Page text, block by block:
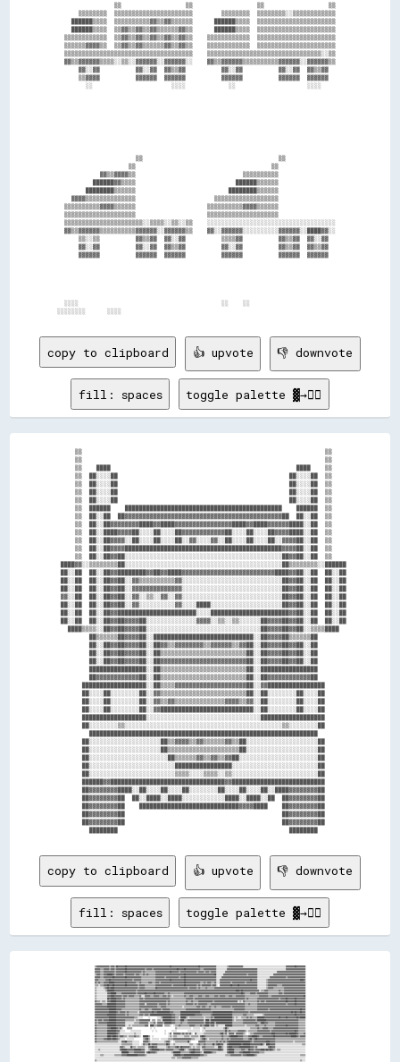
                ▒▒                  ▒▒                  ▒▒                  ▒▒
      ▒▒▒▒▒▒▒▒  ▒▒▒▒▒▒▒▒▒▒▒▒▒▒▒▒▒▒▒▒▒▒        ▒▒▒▒▒▒▒▒  ▒▒▒▒▒▒▒▒░░▒▒▒▒▒▒▒▒▒▒▒▒
    ██████▒▒▒▒  ▒▒▒▒▒▒▒▒▒▒▓▓▒▒▓▓▒▒▒▒▒▒      ██████▒▒▒▒  ▒▒▒▒▒▒▒▒▒▒▒▒▒▒▒▒▒▒▒▒▒▒
    ██████▒▒▒▒  ▒▒▓▓▒▒▓▓▒▒▓▓▒▒▒▒▒▒▓▓▒▒      ██████▒▒▒▒  ▒▒▒▒▒▒▒▒▒▒▒▒▒▒▒▒▒▒▒▒▒▒
  ▒▒▒▒▒▒▒▒▒▒▒▒  ▒▒▓▓▒▒▓▓▒▒▓▓▒▒▓▓▒▒▓▓▒▒    ▒▒▒▒▒▒▒▒▒▒▒▒  ▒▒▒▒▒▒▒▒▒▒▒▒▒▒▒▒▒▒▒▒▒▒
  ▒▒▒▒▒▒▓▓▓▓▒▒  ▒▒▓▓▒▒▓▓▒▒▒▒▒▒▓▓▒▒▓▓▒▒    ▒▒▒▒▒▒▒▒▒▒▒▒  ▒▒▒▒▒▒▒▒▒▒▒▒▒▒▒▒▒▒▒▒▒▒
  ▒▒▒▒▒▒▒▒▒▒▒▒▒▒▒▒▒▒▒▒▒▒▒▒▒▒▒▒▒▒▒▒▒▒▒▒    ▒▒▒▒▒▒▒▒▒▒▒▒▒▒▒▒▒▒▒▒▒▒▒▒▒▒▒▒▒▒▒▒░░▒▒
  ▓▓▒▒▓▓▓▓▓▓▒▒▒▒░░▒▒░░▓▓▓▓▓▓░░▓▓▓▓▓▓░░    ▓▓▒▒▓▓▓▓▓▓▒▒▒▒▒▒▒▒▒▒▓▓▓▓▓▓░░▓▓▓▓▓▓▒▒
      ▓▓░░▓▓          ▓▓░░▓▓  ▓▓▒▒▓▓          ▓▓░░▓▓          ▓▓░░▓▓  ▓▓▒▒▓▓
      ▒▒▓▓▓▓          ▓▓▓▓▓▓  ▓▓▓▓▓▓          ▓▓▓▓▓▓          ▓▓▓▓▓▓  ▓▓▓▓▓▓
        ░░                      ░░░░            ░░                    ░░░░
                      ▒▒                                      ▒▒
                    ▒▒                                      ▒▒
            ▓▓▒▒▓▓▓▓▒▒                              ▒▒▒▒▒▒▒▒▒▒
          ██████▓▓▒▒▒▒                            ██████▒▒▒▒▒▒
        ████████▒▒▒▒▒▒                          ████████▒▒▒▒▒▒
    ▓▓▓▓▒▒▒▒▒▒▒▒▒▒▒▒▒▒                      ▒▒▒▒▒▒▒▒▒▒▒▒▒▒▒▒▒▒
  ▒▒▒▒▒▒▒▒▒▒▓▓▓▓▒▒▒▒▒▒                    ▒▒▒▒▒▒▒▒▒▒▓▓▓▓▒▒▒▒▒▒
  ▒▒▒▒▒▒▒▒▒▒▒▒▒▒▒▒▒▒▒▒                    ▒▒▒▒▒▒▒▒▒▒▒▒▒▒▒▒▒▒▒▒
  ▒▒▒▒▒▒▒▒▒▒▒▒▒▒▒▒▒▒▒▒▒▒░░▒▒▒▒░░▒▒░░▒▒    ░░░░░░░░░░░░░░░░░░░░░░░░░░░░░░░░░░░░
  ▓▓▒▒▓▓▓▓▓▓▒▒▒▒▒▒▒▒▒▒▓▓▓▓▓▓░░▓▓▓▓▓▓▒▒    ▓▓░░▓▓▓▓▓▓░░░░░░░░░░▓▓▓▓▓▓░░████▓▓░░
      ▒▒░░▒▒          ▓▓▒▒▓▓  ▓▓░░▓▓          ▒▒▒▒▓▓          ▓▓▒▒▓▓  ▓▓░░▓▓
      ▓▓░░▓▓          ▓▓░░▓▓  ▓▓▒▒▓▓          ▓▓░░▓▓          ▓▓▒▒▓▓  ▓▓▒▒▓▓
      ▓▓▓▓▓▓          ▓▓▓▓▓▓  ▓▓▓▓▓▓          ▓▓▓▓▓▓          ▓▓▓▓▓▓  ▓▓▓▓▓▓
  ░░░░                                        ░░    ░░
copy to clipboard 👍 upvote 👎 downvote
fill: spaces toggle palette ▓→✊🏽
      ▒▒                                                                    ▒▒
      ▒▒                                                                    ▒▒
      ▒▒    ████                                                    ████    ▒▒
      ▒▒  ██░░░░██                                                ██░░░░██  ▒▒
      ▒▒  ██░░░░██                                                ██░░░░██  ▒▒
      ▒▒  ██░░░░██                                                ██░░░░██  ▒▒
      ▒▒  ██░░░░██                                                ██░░░░██  ▒▒
      ▒▒  ██████    ████████████████████████████████████████████    ██████  ▒▒
      ▒▒  ██░░██  ██▓▓▓▓▓▓▓▓▓▓▓▓▓▓▓▓▓▓▓▓▓▓▓▓▓▓▓▓▓▓▓▓▓▓▓▓▓▓▓▓▓▓▓▓██  ██░░██  ▒▒
      ▒▒  ██░░██▓▓▓▓▓▓▓▓████▓▓████▓▓▓▓▓▓▓▓▓▓▓▓▓▓▓▓████▓▓████▓▓▓▓▓▓████░░██  ▒▒
      ▒▒  ██░░████▓▓▓▓██░░░░██░░░░██▓▓▓▓▓▓▓▓▓▓▓▓██░░░░██░░░░██▓▓▓▓████░░██  ▒▒
      ▒▒  ██░░██▓▓▓▓░░██░░░░██░░░░██░░▓▓░░░░▓▓░░██░░░░██░░░░██░░▓▓▓▓██░░██  ▒▒
      ▒▒  ██░░██▓▓▓▓████████████████████████████████████████████▓▓▓▓██░░██  ▒▒
      ▒▒  ██░░██▓▓██░░░░░░░░░░░░░░░░░░░░░░░░░░░░░░░░░░░░░░░░░░░░██▓▓██░░██  ▒▒
  ████▓▓░░▒▒▒▒▒▒▒▒██░░░░░░░░░░░░░░░░░░░░░░░░░░░░░░░░░░░░░░░░░░░░██▒▒▒▒▒▒▒▒░░██████
  ██░░██  ██░░██▓▓████████▓▓██▓▓████▓▓▓▓▓▓▓▓▓▓▓▓▓▓▓▓▓▓▓▓▓▓▓▓▓▓████▓▓██░░██  ██░░██
  ██░░██  ██░░██▓▓██░░▓▓▒▒▒▒▒▒▒▒▒▒▓▓░░░░░░░░░░░░░░░░░░░░░░░░░░░░██▓▓██░░██  ██░░██
  ██░░██  ██░░██▓▓██░░▓▓▓▓▓▓▓▓▓▓▓▓▓▓░░░░░░░░░░░░░░░░░░░░░░░░░░░░██▓▓██░░██  ██░░██
  ▓▓░░██  ██░░██▓▓██░░▓▓░░▒▒░░▓▓░░▓▓░░░░░░░░░░░░░░░░░░░░░░░░░░░░██▓▓██░░██  ██░░██
  ██░░██  ██░░██▓▓██░░▓▓░░░░░░░░░░▓▓░░░░████░░░░░░░░░░░░░░░░░░░░██▓▓██░░██  ██░░██
  ██░░██  ██░░██▓▓██████████████████████░░░░██████████████████████▓▓██░░██  ██░░██
  ██░░██  ██░░██▓▓██▓▓▓▓██░░░░░░░░░░░░░░▓▓▓▓░░▒▒░░▒▒░░░░░░██▓▓▓▓██▓▓██░░██  ██░░██
    ████▒▒▒▒░░██▓▓██▓▓▓▓██░░░░░░░░░░░░░░░░░░░░░░░░░░░░░░░░██▓▓▓▓██▓▓██░░▒▒▒▒████
          ██▒▒▒▒▒▒██▓▓▓▓██░░████████████████████████████░░██▓▓▓▓██▒▒▒▒▒▒██
          ██░░██▓▓██▓▓▓▓██░░██▓▓▒▒▓▓▓▓▓▓▓▓▒▒▓▓▓▓▓▓▒▒▓▓██░░██▓▓▓▓██▓▓██░░██
          ██░░██▓▓██▓▓▓▓██░░██▒▒▒▒▒▒▒▒▒▒▒▒▒▒▒▒▒▒▒▒▒▒▒▒██░░██▓▓▓▓██▓▓██░░██
          ██░░██▓▓██▓▓▓▓██░░██▓▓▓▓▓▓▓▓▓▓▓▓▓▓▓▓▓▓▓▓▓▓▓▓██░░██▓▓▓▓██▓▓██░░██
          ████████████████░░██▒▒▒▒▒▒▒▒▒▒▒▒▒▒▒▒▒▒▒▒▒▒▒▒██░░████████████████
          ██▓▓▓▓▓▓▓▓▓▓▓▓██░░██▒▒▒▒▒▒▒▒▒▒▒▒▒▒▒▒▒▒▒▒▒▒▒▒██░░██▓▓▓▓▓▓▓▓▓▓▓▓██
        ██████████████████░░██▒▒▒▒▓▓▓▓▓▓▓▓▓▓▓▓▓▓▓▓▓▓▓▓██░░▓▓████████████████
        ██░░░░██░░░░░░░░██░░▓▓▒▒▒▒▒▒▒▒▒▒▒▒▒▒▒▒▒▒▒▒▒▒▒▒██░░██░░░░░░░░██░░░░██
        ██░░░░██░░░░░░░░██░░▓▓▒▒▓▓▒▒▒▒▒▒▒▒▒▒▒▒▒▒▓▓▓▓▒▒▓▓░░██░░░░░░░░██░░░░██
        ██░░░░██░░░░░░░░██░░▓▓██████████████████████████░░██░░░░░░░░██░░░░██
        ██████████████████░░░░░░░░░░░░░░░░░░░░░░░░░░░░░░░░██████████████████
        ██░░░░░░░░▒▒░░░░░░░░░░░░░░░░░░░░░░░░░░░░░░░░░░░░░░░░░░░░▒▒░░░░░░░░██
          ████████████████████████████████████████████████████████████████
        ██░░░░░░░░░░░░░░░░░░░░██▒▒▓▓▓▓▒▒▓▓▒▒▒▒▒▒▓▓▒▒██░░░░░░░░░░░░░░░░░░░░██
        ██░░░░░░░░░░░░░░░░░░░░██▒▒▒▒▒▒▒▒▒▒▒▒▒▒▒▒▒▒▒▒██░░░░░░░░░░░░░░░░░░░░██
        ██░░░░░░░░░░░░░░░░░░░░░░██▒▒▒▒▒▒▓▓▒▒▓▓▒▒▓▓██░░░░░░░░░░░░░░░░░░░░░░██
        ██░░░░░░░░░░░░░░░░░░░░░░░░████████████████░░░░░░░░░░░░░░░░░░░░░░░░██
        ██░░░░░░░░░░░░░░░░░░░░░░░░▒▒▒▒░░░░▒▒▒▒░░▒▒░░░░░░░░░░░░░░░░░░░░░░░░██
        ██████▓▓████████████████████████████████▓▓██████████████████████████
        ██▓▓▓▓▓▓▓▓████░░██░░░░██░░░░██░░░░░░░░██░░░░██░░░░██░░████▓▓▓▓▓▓▓▓██
        ██▓▓▓▓▓▓▓▓██  ██░░████░░████░░░░░░░░░░░░████░░████░░██  ██▓▓▓▓▓▓▓▓██
        ██▓▓▓▓▓▓▓▓██    ████████████████████████████▓▓▓▓████    ██▓▓▓▓▓▓▓▓██
        ██▓▓▓▓▓▓▓▓██                                            ██▓▓▓▓▓▓▓▓██
        ██▓▓▓▓▓▓▓▓██                                            ██▓▓▓▓▓▓▓▓██
copy to clipboard 👍 upvote 👎 downvote
fill: spaces toggle palette ▓→✊🏽
▒▒▓▓▓▓▓▓▓▓▓▓▓▓▓▓▒▒▓▓▓▓▒▒██▓▓▓▓▓▓▓▓██▓▓▓▓▓▓▓▓▓▓▓▓▓▓▓▓▓▓▓▓▓▓▓▓▓▓▓▓▓▓▓▓▓▓▓▓▓▓▓▓▓▓▓▓▓▓▓▓██▓▓▓▓▓▓▓▓▓▓▓▓▓▓▓▓▓▓▓▓▓▓▓▓▓▓▓▓▓▓██▓▓▓▓▓▓▓▓▓▓▓▓▓▓▓▓▓▓░░░░░░░░░░░░▒▒▓▓▓▓▓▓▓▓▓▓▓▓▓▓▓▓░░░░░░░░░░░░░░░░░░░░░░░░░░░░░░░░░░░░░░░░░░░░░░░░▓▓▓▓▓▓▓▓▓▓██▓▓▓▓▓▓▓▓▓▓
▓▓▓▓▓▓▒▒▒▒▓▓▓▓▓▓▒▒▓▓▓▓▒▒▓▓▓▓▓▓▓▓▓▓██▓▓▓▓▓▓▓▓▓▓▓▓▓▓▓▓▓▓▓▓▒▒▓▓▓▓▓▓▒▒▓▓▓▓▓▓▓▓▓▓▓▓▓▓▓▓▓▓▓▓▓▓▓▓▓▓██▓▓▓▓▓▓██▓▓▓▓▓▓▓▓▓▓▓▓▓▓▓▓▒▒▒▒▓▓▓▓▓▓▓▓▓▓▓▓▓▓░░░░░░░░░░░░▓▓▓▓▓▓▓▓▓▓▓▓▓▓▓▓▓▓▓▓▓▓▓▓▓▓▓▓▓▓▓▓▓▓░░░░░░░░░░░░░░░░░░░░░░░░░░░░░░░░▓▓▓▓▓▓▓▓▓▓▓▓▓▓▓▓▓▓▓▓▓▓
▓▓▓▓▓▓▒▒▒▒▓▓▓▓▓▓▓▓▓▓▓▓▒▒▓▓▓▓▓▓▓▓▓▓██▓▓▓▓▓▓▓▓▓▓▓▓▓▓▓▓▒▒▓▓▒▒▒▒▒▒▒▒▒▒▒▒▓▓▓▓▓▓▓▓▓▓▓▓▓▓▓▓██▓▓▓▓▓▓▓▓▒▒▓▓▓▓▓▓▓▓▓▓▓▓▓▓▓▓▓▓▒▒▓▓▓▓▓▓▒▒▓▓▓▓▒▒▓▓▓▓▓▓░░░░░░░░░░▓▓▓▓▓▓▓▓▓▓▓▓▓▓▓▓▓▓▓▓▓▓▓▓▓▓▓▓▓▓▓▓▓▓▓▓░░░░░░░░░░░░░░░░░░░░░░▓▓▓▓▓▓▓▓▓▓▓▓▓▓▓▓▓▓▓▓▓▓▓▓▓▓▓▓▓▓▓▓
▒▒▓▓▓▓▒▒▒▒▓▓▓▓██████▓▓▒▒▓▓▓▓▓▓▓▓▒▒▓▓▓▓▓▓▓▓▓▓▒▒▓▓▓▓▒▒▒▒▓▓▒▒▓▓▒▒▒▒▒▒▒▒▓▓▓▓▓▓▓▓▓▓▓▓▓▓▓▓▓▓▓▓▓▓▓▓▓▓▓▓▓▓▓▓██▓▓▓▓▓▓▓▓▓▓▓▓▓▓▓▓▓▓▓▓▓▓▓▓▓▓▓▓▓▓▓▓██░░░░░░░░▓▓▓▓▓▓▓▓▓▓▓▓▓▓▓▓▓▓▓▓▓▓▓▓▓▓▒▒▓▓▓▓▓▓▓▓▓▓░░░░░░░░░░░░░░░░░░▓▓▓▓▓▓▓▓▓▓▓▓▓▓▓▓▓▓▓▓▓▓▓▓▓▓▓▓▓▓▓▓▓▓▓▓
▓▓▓▓▓▓▒▒▒▒▓▓▓▓▓▓▓▓▓▓██▓▓▓▓▓▓▓▓▓▓▓▓██▓▓▓▓▓▓▓▓▓▓▓▓▓▓▓▓▒▒▒▒▒▒▒▒▒▒▒▒▒▒▒▒▓▓▓▓▓▓▓▓▓▓▒▒▓▓▓▓▓▓▓▓▓▓▓▓▓▓▒▒▓▓▓▓██▓▓▓▓▓▓▓▓▓▓▓▓▓▓▓▓▓▓▓▓▓▓▓▓▓▓▓▓▓▓▓▓▓▓░░░░░░▓▓▓▓▓▓▓▓▓▓▓▓▓▓▓▓▓▓▓▓▓▓▓▓▓▓▓▓▓▓▓▓▓▓▓▓▓▓▓▓░░░░░░░░░░░░░░▓▓▓▓▓▓▓▓▓▓▓▓▓▓▓▓▓▓▒▒▓▓▓▓▓▓▓▓▓▓▓▓▓▓▓▓▓▓▓▓
▓▓▓▓▒▒▒▒▒▒▒▒▓▓▓▓██▓▓▓▓▓▓▓▓▓▓▓▓▓▓▓▓▓▓▓▓▓▓▓▓▒▒▓▓▓▓▓▓▓▓▒▒▒▒▒▒▒▒▒▒▒▒▒▒▒▒▓▓▓▓▓▓▓▓▓▓▓▓▓▓▓▓██▓▓▓▓▓▓▓▓▓▓▓▓▓▓██▓▓▓▓▓▓▓▓▓▓▓▓▓▓▓▓▓▓▓▓▓▓▓▓▓▓▓▓▓▓▓▓▓▓░░░░▓▓▓▓▓▓▓▓▓▓▓▓▓▓▓▓▓▓▓▓▓▓▓▓▓▓▓▓▓▓▓▓▓▓██▓▓▓▓▓▓░░░░░░░░░░▒▒▓▓▓▓▓▓▓▓▓▓▓▓▓▓▓▓▓▓▓▓▓▓▓▓▓▓▓▓▓▓▓▓▓▓▓▓████▓▓
▓▓▒▒▓▓▒▒▒▒▓▓▓▓▓▓██████▓▓▓▓▓▓▓▓▓▓▓▓██▓▓▓▓▓▓▓▓▓▓▒▒▒▒▓▓▒▒▒▒▒▒▒▒▓▓▓▓▒▒▒▒▓▓▓▓▒▒▓▓▓▓▓▓▓▓▓▓▓▓▓▓▓▓▓▓▓▓▓▓▓▓▓▓██▓▓▓▓▓▓▓▓▓▓▓▓▓▓▓▓▒▒▒▒▓▓▒▒▓▓▓▓▒▒▒▒▓▓░░░░▓▓▓▓▓▓▓▓▓▓▓▓▒▒▓▓▓▓▓▓▓▓▓▓▓▓▓▓▒▒▓▓▓▓▓▓▓▓▓▓▓▓░░░░░░░░░░▒▒▓▓▓▓▓▓▓▓▓▓▓▓▓▓▓▓▓▓▓▓▓▓▓▓▓▓▓▓▓▓▓▓▓▓▓▓▓▓▓▓▓▓
▒▒▒▒░░▒▒▒▒▓▓▓▓██▓▓▓▓██▓▓▓▓▓▓▓▓▓▓▓▓██▓▓▓▓▓▓▓▓▓▓▓▓▒▒▓▓▓▓▓▓▒▒▒▒▒▒▒▒▒▒▒▒▓▓▓▓▓▓▓▓▓▓▓▓▓▓▓▓▓▓▒▒▓▓▓▓▓▓▓▓▓▓▓▓██▓▓▓▓▓▓▓▓▓▓▓▓▒▒▓▓▒▒▓▓▓▓▓▓▓▓▓▓▒▒▓▓▓▓░░  ▓▓▓▓▓▓▓▓▓▓▓▓██▓▓▓▓▓▓██▓▓▓▓▓▓▓▓▓▓▓▓▓▓▓▓▓▓▓▓░░░░░░░░░░▒▒▓▓▓▓▓▓▓▓▓▓▒▒▒▒▒▒▓▓▓▓▓▓▓▓▓▓▓▓▓▓▓▓▓▓▓▓▓▓▓▓▓▓
▒▒░░░░░░░░▒▒▓▓██▓▓████▓▓▓▓▓▓▓▓▓▓▓▓▓▓▓▓▓▓▓▓▓▓▓▓▓▓▒▒▓▓▓▓▓▓▒▒▒▒▒▒▒▒▒▒▒▒██▓▓▓▓▓▓▓▓▓▓▓▓▓▓▓▓▓▓▓▓▓▓▓▓▓▓▓▓▓▓▓▓▓▓▒▒▓▓▓▓▓▓▓▓▒▒▓▓▒▒▒▒▒▒▓▓▒▒▒▒▒▒▒▒▓▓▓▓▓▓▓▓▓▓▓▓▓▓▓▓▓▓▓▓▓▓▓▓▓▓▓▓▓▓▓▓▓▓▓▓▓▓▓▓▓▓▓▓▓▓▓▓░░░░░░░░░░▒▒▓▓▓▓▓▓▒▒▒▒▒▒▒▒▒▒▒▒▓▓▓▓▓▓▓▓▓▓▓▓▓▓▓▓▓▓▓▓▓▓▓▓
▒▒░░░░░░░░░░▒▒████████▓▓▓▓▓▓▓▓▓▓▓▓▓▓▓▓▓▓▓▓▓▓▓▓▒▒▓▓▓▓▓▓▓▓▓▓▓▓▓▓▓▓▓▓▓▓▓▓▓▓▓▓▓▓▓▓▓▓▓▓▓▓▓▓▓▓▓▓▓▓▓▓▓▓▓▓▓▓▓▓▓▓▓▓▓▓▓▓▓▓▓▓▓▓▓▓▓▓▓▓▓▓▓▓▓▓▓▓▓▓▓▓▓▓▓▓▓▓▓▓▓▓▓▓▓▓▓▓▓▓▓▓▓▓▓▓████▓▓██▓▓▓▓▓▓▓▓▓▓▓▓▓▓▓▓▓▓░░▒▒▒▒▓▓▓▓▒▒▒▒▒▒▒▒▒▒▒▒▓▓▒▒▒▒▓▓▓▓▓▓▓▓▓▓▓▓▓▓▓▓▓▓▓▓▓▓▓▓
▒▒░░░░░░░░░░░░▓▓▓▓██████▒▒▒▒▒▒▓▓▓▓▓▓▓▓▓▓▓▓▓▓▓▓▒▒▓▓▓▓▓▓▓▓██▓▓▓▓▓▓▓▓██▓▓▓▓▓▓▓▓▓▓▒▒▒▒▓▓▒▒▒▒▒▒▒▒▒▒▒▒▒▒▒▒▓▓▓▓▓▓▓▓▓▓▓▓▓▓▓▓▓▓▓▓▓▓▓▓▓▓▓▓▓▓▓▓▓▓▓▓▓▓▓▓▓▓▓▓▓▓▓▓▓▓▓▓▓▓▓▓▓▓▓▓▓▓▓▓██▓▓▒▒▒▒▒▒▓▓▓▓▓▓▒▒▓▓▓▓▓▓▓▓▓▓▓▓▒▒▒▒▒▒▒▒▒▒▒▒▓▓▓▓▒▒▓▓▓▓▓▓▓▓▓▓▓▓▓▓▓▓▓▓▓▓▓▓▓▓
▒▒░░░░░░░░░░░░▓▓▓▓████▓▓▓▓▓▓▓▓▒▒▓▓▓▓▒▒▓▓▓▓▓▓▒▒▒▒▒▒▓▓░░░░▓▓▓▓▓▓▒▒▒▒▓▓▓▓▓▓▒▒▒▒▓▓▓▓▒▒▓▓▒▒░░▒▒▒▒▒▒▒▒▒▒▒▒▓▓▒▒▒▒▓▓▓▓▒▒▒▒▒▒▓▓▓▓▒▒▒▒▓▓▓▓▒▒▒▒▒▒▓▓▓▓▒▒▓▓▓▓▓▓▒▒▒▒▓▓▓▓▒▒▒▒▓▓▓▓▓▓▓▓▓▓▒▒▒▒▒▒▒▒▒▒▒▒▒▒▒▒▓▓▓▓▓▓▓▓▓▓▒▒▒▒▓▓▓▓▓▓▓▓▓▓▓▓▓▓▓▓▓▓▓▓▓▓▓▓▓▓▓▓▓▓▓▓▓▓▓▓██
▒▒░░░░░░░░░░░░██▓▓██████▓▓▓▓▓▓▒▒▓▓▒▒▒▒▒▒▒▒▒▒▒▒▒▒▒▒▓▓▓▓▒▒▓▓▓▓▓▓▓▓▓▓▓▓▓▓▓▓▓▓▓▓▓▓▓▓▓▓▓▓▒▒▒▒▒▒▒▒▒▒▒▒▒▒▒▒▒▒▓▓▓▓▓▓▓▓▒▒▓▓▓▓▓▓▓▓▓▓▓▓▓▓▓▓▓▓▓▓▓▓▓▓▓▓▓▓▓▓▓▓▓▓▓▓▓▓▓▓▓▓▓▓▓▓▓▓▓▓▓▓▓▓▓▓▒▒▓▓▒▒▒▒▒▒▒▒▒▒▓▓▓▓▓▓▓▓▓▓▓▓▓▓▓▓▓▓▓▓▓▓▓▓▒▒▓▓▓▓▓▓██▓▓▓▓▓▓▓▓██▓▓▓▓▓▓▓▓▓▓
▓▓▒▒▒▒░░▒▒▒▒░░▓▓▓▓██████▓▓▓▓▓▓▓▓▓▓▒▒▒▒▒▒▒▒▒▒▒▒▒▒▒▒▓▓▓▓▓▓▓▓▓▓▓▓▓▓▓▓▓▓▓▓▓▓▓▓▓▓▓▓▓▓▒▒▓▓▒▒▒▒▒▒▒▒▒▒▒▒▒▒▒▒▒▒▓▓▒▒▒▒▓▓▒▒▒▒▒▒▓▓▓▓▓▓▓▓▓▓▓▓▓▓▓▓▒▒▓▓▓▓▓▓▓▓▓▓▓▓▓▓▓▓▓▓▓▓▓▓▓▓▓▓░░▒▒░░▓▓▒▒▒▒▒▒▒▒▒▒▒▒▒▒▓▓▒▒▓▓▓▓▒▒▓▓▓▓▓▓▓▓▓▓▓▓▓▓▓▓▓▓▓▓▓▓██▓▓▓▓▓▓▓▓██▓▓▓▓▓▓▓▓▓▓
▓▓▓▓▓▓▓▓▒▒▒▒▒▒██████████▓▓▓▓▓▓▓▓▓▓▒▒▒▒▒▒▒▒▒▒▒▒▒▒▒▒▓▓▓▓▓▓░░▓▓▓▓▓▓▓▓▓▓▓▓▒▒▓▓▓▓▓▓▓▓▒▒▓▓▒▒▒▒▒▒▒▒▒▒▒▒▒▒▒▒▒▒▓▓▓▓▓▓▓▓▒▒▓▓▒▒▓▓▓▓▓▓▓▓▓▓▒▒▒▒▓▓▓▓▓▓▓▓▓▓▓▓▓▓▓▓▓▓▓▓▓▓▓▓▓▓▓▓▓▓▓▓▓▓▓▓▓▓▒▒▒▒▓▓▒▒▒▒▒▒▒▒▓▓▓▓▓▓▓▓▓▓▓▓▓▓▓▓▓▓▓▓▓▓▓▓▓▓▓▓▓▓▓▓▒▒▓▓▓▓▓▓▓▓██▓▓▓▓▓▓▓▓▓▓
▓▓▓▓▓▓▓▓▓▓▓▓▓▓██████████▓▓▓▓▓▓▓▓▓▓▒▒▒▒▒▒▒▒▒▒▒▒▒▒▒▒▓▓▓▓▓▓▓▓▓▓▓▓▓▓▓▓▓▓▓▓▒▒▒▒▓▓▓▓▓▓▒▒▒▒▒▒▒▒▒▒▒▒▒▒▒▒▒▒░░▒▒▒▒▒▒▒▒▒▒▒▒▒▒▓▓▓▓▒▒▓▓▓▓▒▒▒▒▓▓▒▒▒▒▓▓▒▒▒▒▒▒▓▓▓▓▓▓▓▓▓▓▒▒▓▓▓▓▓▓▓▓▓▓▓▓▓▓▒▒▒▒▒▒▒▒▒▒▒▒▒▒▓▓▓▓▓▓▓▓▓▓▓▓▓▓▓▓▓▓▓▓▓▓▓▓▓▓▓▓▓▓▓▓▓▓▓▓▓▓▓▓▓▓▓▓▓▓▓▓▓▓▓▓▓▓
▓▓▓▓▓▓▓▓▓▓▓▓▓▓▓▓████████▓▓▓▓▓▓▒▒▒▒▒▒▒▒▒▒▒▒▒▒▒▒▒▒▒▒▓▓▒▒▒▒▓▓▓▓▒▒▒▒▓▓▓▓▓▓▓▓▓▓▒▒▓▓▓▓▓▓▓▓▒▒▒▒▒▒▒▒▒▒▒▒▒▒▒▒▒▒▓▓▓▓▓▓▓▓▓▓▓▓▓▓▓▓▓▓▓▓▓▓▓▓▓▓▓▓▒▒▒▒▒▒▒▒▒▒▒▒▒▒▒▒▒▒▒▒▒▒▒▒▒▒▓▓▓▓▓▓▓▓▓▓▓▓▒▒▒▒▒▒▒▒▒▒▒▒▒▒▓▓▓▓▓▓▓▓▓▓▓▓▒▒▓▓▓▓▓▓▓▓▓▓▓▓▓▓▓▓▓▓▓▓▓▓▓▓▓▓▓▓▓▓▓▓▓▓██▓▓▓▓
▓▓▓▓▓▓▓▓▓▓▓▓▓▓▓▓████████▓▓▒▒▓▓▓▓▓▓▒▒▓▓▒▒▒▒▒▒▒▒▒▒░░▓▓▓▓▓▓▓▓▓▓▓▓▓▓██▓▓▓▓██████████████▓▓▓▓▒▒▒▒▒▒▒▒██████████████████████▓▓▓▓▓▓▓▓▓▓▓▓▓▓██████████████████████▓▓▓▓▓▓▓▓▓▓▓▓▓▓▓▓▓▓▒▒▓▓▓▓▓▓▓▓▓▓▓▓▓▓▓▓▓▓▓▓▓▓▓▓▓▓▓▓▓▓▓▓▓▓▓▓▓▓▓▓▓▓▓▓▓▓██▓▓██▓▓▓▓██▓▓▓▓
▓▓▓▓▓▓▓▓▓▓▓▓▓▓██████████▓▓▓▓▓▓▓▓▓▓▒▒▓▓▒▒▒▒▒▒▒▒▒▒▒▒▓▓▓▓▒▒▓▓▓▓▒▒████████████████████████▓▓▓▓▒▒▒▒▒▒████████████████▓▓▓▓▓▓▓▓▒▒▒▒▒▒▒▒▒▒▓▓██████████████████████▒▒▒▒▒▒▒▒▒▒▒▒▓▓▓▓▒▒▒▒▒▒▒▒░░░░░░░░░░▒▒▓▓▓▓▓▓▓▓▓▓▓▓▓▓▓▓▓▓▓▓▓▓▓▓▓▓▓▓▓▓▓▓▓▓██▓▓▓▓▓▓▓▓▓▓
▓▓▓▓▓▓▓▓▓▓▓▓▓▓▓▓████████▓▓▓▓▓▓▓▓▓▓▓▓▓▓▓▓▓▓▓▓▒▒▒▒░░░░░░      ░░        ░░░░▒▒██████████▓▓▓▓▒▒▒▒░░██████▒▒░░▒▒▒▒▒▒▒▒▒▒▒▒▒▒▒▒░░▒▒▒▒▒▒▓▓▒▒████████████████████▒▒░░▒▒░░░░▒▒▒▒▒▒▓▓▒▒▓▓▒▒▒▒▒▒████████▓▓▓▓▓▓▓▓▓▓▓▓▓▓▓▓██▓▓▓▓▓▓██▓▓▓▓▓▓▓▓▓▓██▓▓██████
▓▓▒▒▓▓▓▓▒▒▓▓▓▓▓▓████████▓▓▓▓▓▓▓▓▓▓▒▒▒▒▒▒▒▒▒▒░░▒▒▒▒▓▓▓▓▓▓▓▓▓▓▓▓  ▒▒▒▒  ▒▒▒▒░░██████████▓▓▓▓▒▒▒▒▒▒████▒▒▒▒▓▓▓▓▓▓▓▓▓▓▓▓▓▓▓▓▓▓░░████▒▒████████████████████████▒▒░░▒▒▒▒▒▒▒▒▓▓▓▓▓▓▓▓▓▓▓▓▓▓▒▒██████████▓▓▓▓▓▓▓▓▓▓▓▓▓▓▓▓▓▓▓▓▓▓▓▓▓▓▓▓▓▓▓▓▓▓▓▓▒▒▒▒▒▒▒▒
▓▓▒▒▓▓▓▓▓▓▓▓▓▓██████████▓▓▓▓▓▓▓▓▓▓░░░░░░░░░░▒▒▒▒▒▒▓▓▓▓▓▓▓▓▓▓░░▒▒▒▒▓▓░░▓▓▓▓▓▓▒▒████████▓▓▓▓▒▒▒▒▒▒▓▓▒▒▒▒▒▒▓▓▓▓▓▓▓▓▓▓▓▓▓▓▓▓▓▓▒▒████▓▓████▒▒██████████████████▒▒▒▒▒▒▒▒▒▒▒▒▓▓▓▓▓▓▓▓▓▓▓▓▓▓▓▓▒▒▒▒████▓▓▓▓▒▒▒▒▒▒▒▒▓▓▓▓▓▓▓▓▓▓▓▓▓▓▓▓▓▓▓▓▓▓▓▓▓▓▒▒▒▒▒▒▒▒
▓▓▒▒▒▒▒▒▒▒▒▒▒▒██████████▓▓▓▓▓▓▓▓▓▓░░░░▒▒░░▒▒▒▒▒▒▒▒▒▒▒▒▒▒▓▓▓▓  ████▒▒▒▒▓▓▓▓▓▓  ▒▒▒▒▒▒░░  ░░▒▒▒▒▓▓▒▒▒▒▒▒▒▒▒▒▓▓▓▓▓▓▒▒▒▒▒▒▓▓▒▒▓▓████▒▒▓▓▓▓░░▒▒░░░░░░░░████████▒▒▒▒▒▒▒▒▒▒▒▒▒▒░░▒▒▒▒▒▒▒▒▒▒▓▓▓▓▒▒▒▒▒▒▓▓▒▒▒▒▒▒▒▒▒▒▓▓▓▓▓▓▓▓▓▓▓▓██▓▓▓▓▓▓▓▓▓▓▓▓▒▒▒▒▒▒▒▒
▓▓▒▒▒▒▒▒▒▒▒▒▒▒▓▓▓▓██████▓▓▒▒▓▓░░    ▒▒▒▒▒▒                    ░░  ░░                      ▒▒░░░░░░░░░░░░░░░░  ░░░░░░░░  ░░▒▒░░░░░░░░░░░░░░░░░░░░▒▒██▒▒░░░░░░░░░░░░░░░░░░░░░░░░▒▒▒▒▒▒▒▒▓▓▒▒▒▒▓▓▓▓▓▓▒▒▒▒▒▒▓▓▓▓▓▓▓▓▓▓▓▓▓▓▓▓▓▓▓▓▓▓▓▓▓▓▓▓▒▒▒▒▒▒▒▒
▓▓▒▒▒▒▒▒▒▒▒▒▒▒██████████▓▓▓▓░░░░░░      ░░░░░░░░░░░░            ░░  ░░        ░░      ░░░░░░            ░░░░░░░░░░░░░░  ░░░░▒▒▒▒▒▒▒▒▒▒▒▒▒▒▒▒▒▒▒▒▒▒██▒▒▓▓▒▒▒▒▒▒▒▒▓▓▓▓▓▓▓▓▒▒░░▒▒▒▒▒▒▒▒▒▒▓▓▓▓▓▓▓▓▓▓▓▓▓▓▒▒▓▓▓▓▓▓▓▓▓▓▓▓▓▓▓▓▓▓▓▓▓▓▓▓▓▓██▓▓▒▒▒▒▒▒▒▒
▓▓▒▒▒▒▒▒▒▒▒▒▒▒██████████▓▓▒▒░░░░░░░░░░░░░░░░▒▒░░░░░░                          ░░  ░░▓▓  ▓▓▓▓▓▓▓▓▒▒▓▓▒▒▓▓▒▒▓▓░░  ▓▓░░░░░░░░▒▒▒▒▒▒▒▒▒▒▒▒▒▒▒▒▒▒▓▓██▒▒▓▓░░▓▓▓▓▓▓░░▓▓▓▓▓▓▓▓▒▒░░  ░░▒▒▒▒▓▓▓▓▓▓▓▓▓▓▓▓▓▓▓▓▓▓▓▓████▓▓▓▓▓▓▓▓▓▓▓▓██▓▓████████▓▓▒▒▒▒▒▒▓▓
▓▓▒▒▒▒▒▒▒▒▒▒▒▒████▓▓████▓▓▒▒▓▓▓▓▒▒▒▒░░▒▒▒▒▒▒▓▓▒▒▒▒░░  ██████▒▒  ░░                ░░▒▒░░▒▒▒▒░░░░░░░░▒▒▒▒▒▒░░▒▒▒▒▒▒▒▒░░▓▓██▓▓▒▒▒▒▒▒▒▒▒▒▒▒▒▒▒▒▒▒▓▓▒▒▒▒▒▒▓▓████████▓▓▓▓▓▓▒▒▒▒▒▒▓▓▓▓██████▓▓▒▒▒▒▓▓▓▓▓▓▓▓▓▓▓▓██▓▓▓▓▓▓▓▓▓▓▓▓▓▓▓▓▓▓██████▓▓▒▒▓▓▓▓▓▓
▓▓▒▒▒▒▒▒▒▒▓▓▓▓████▓▓████▓▓▒▒░░░░░░  ░░░░░░░░          ▒▒▓▓██▒▒  ░░░░░░░░  ░░░░░░░░▒▒▒▒▒▒▓▓▓▓▓▓▓▓▓▓▓▓▓▓▓▓▓▓▓▓▒▒▒▒░░░░░░▒▒▓▓██▒▒░░▒▒▒▒▒▒▒▒▒▒▒▒▒▒▓▓▒▒▒▒▓▓▒▒▓▓▓▓▓▓▓▓▓▓▓▓▓▓▒▒▒▒▒▒▓▓██▒▒▓▓██▓▓▓▓▓▓▓▓▓▓▓▓▓▓▓▓▓▓▓▓▒▒▒▒▒▒▒▒▒▒▒▒▒▒▒▒▒▒▒▒▒▒▒▒▒▒▒▒▒▒▒▒▒▒
▓▓▒▒▒▒▒▒▒▒▒▒▒▒▒▒▒▒▒▒▒▒▒▒▒▒░░░░▓▓▓▓██▒▒▒▒▒▒░░░░░░░░    ▓▓▓▓▓▓▒▒░░░░░░░░░░░░░░░░▒▒▓▓▓▓░░  ░░▒▒▒▒▒▒▒▒▒▒▒▒▒▒██░░        ▓▓▓▓▓▓▓▓▒▒▒▒▒▒▒▒▒▒▒▒▓▓▒▒▓▓▒▒▓▓▒▒▓▓████████████████████████▓▓▒▒▓▓▓▓▓▓▓▓▓▓▓▓▓▓████▓▓▓▓▓▓▒▒▒▒▒▒▒▒▒▒▒▒▒▒▒▒▒▒▒▒░░▒▒▒▒▒▒▒▒▒▒▒▒
░░░░░░░░░░░░░░░░░░░░░░░░░░░░░░▒▒▒▒▒▒▒▒▒▒▒▒░░░░░░░░  ░░▓▓▒▒▒▒██▒▒▓▓▓▓▓▓▒▒▒▒▒▒▒▒▒▒██▓▓░░░░▒▒░░░░░░░░░░░░░░░░▒▒▒▒░░░░▒▒▓▓▒▒▒▒▓▓▒▒▒▒▒▒▒▒██▒▒▓▓██▓▓▓▓░░░░▓▓██████████████▓▓████████▓▓▓▓▓▓▓▓▓▓▓▓██▒▒░░████▓▓▓▓▓▓░░░░░░░░░░░░░░░░░░░░░░░░░░░░░░▒▒▒▒
░░░░░░░░░░░░░░░░░░░░░░░░░░░░▓▓▓▓▒▒░░░░░░██▒▒▒▒░░▒▒▒▒▒▒▒▒░░░░▓▓▓▓██▓▓▓▓░░░░░░░░░░▒▒▓▓▒▒▒▒▒▒▓▓██▒▒██▓▓▓▓▓▓▓▓▒▒░░▒▒░░▒▒▒▒░░▓▓▓▓▒▒▒▒▒▒▒▒▒▒░░░░████▒▒░░░░▓▓████▓▓▓▓▓▓▓▓████████████▓▓▓▓▒▒▓▓░░░░░░░░░░░░▓▓██▓▓▓▓░░░░░░░░░░░░░░░░░░░░░░░░░░░░░░░░░░
░░░░▒▒░░░░░░░░░░░░░░░░░░░░░░▓▓██████▓▓▓▓▓▓▓▓████████▓▓▓▓░░░░▒▒▓▓████████▓▓▓▓▓▓▒▒▓▓▓▓▓▓▓▓▒▒▒▒▒▒▓▓████▒▒░░▒▒▓▓▓▓██▓▓▓▓▓▓░░▒▒▓▓▓▓▓▓▓▓▓▓▓▓▓▓▓▓████▓▓░░░░▓▓██████▒▒▒▒▒▒▒▒▓▓▓▓▒▒▒▒██▓▓▓▓▒▒▓▓▓▓▓▓████▓▓██▓▓██▓▓▒▒░░▒▒▒▒░░░░░░░░░░░░░░░░░░░░░░░░░░░░
░░░░░░░░░░░░░░░░░░░░░░░░░░░░░░████████▒▒▒▒▒▒▓▓▓▓▓▓▓▓▓▓▓▓░░▓▓██▓▓▓▓▓▓▒▒░░░░░░░░░░░░░░░░▒▒████████▒▒▒▒▒▒▒▒▒▒▓▓████▓▓▓▓▓▓▒▒░░████████▓▓▒▒▒▒░░░░░░░░░░░░▓▓██████▒▒▒▒▒▒▓▓▓▓████████▓▓▓▓▓▓▓▓▓▓▒▒▒▒▒▒░░░░░░░░░░░░░░░░░░░░░░░░░░░░░░░░░░░░░░░░░░░░░░
░░░░░░▒▒▒▒░░░░░░░░░░░░▒▒▒▒▒▒▒▒▓▓▓▓▓▓████████████▓▓▓▓▓▓▓▓▒▒░░░░░░░░░░░░░░░░░░░░░░░░░░░░░░▓▓██████▓▓▓▓██████████████████▓▓▓▓▒▒▒▒░░░░░░░░░░░░░░░░░░░░▒▒▒▒▒▒▓▓▓▓▓▓▓▓▓▓▓▓▒▒▓▓▓▓████████▓▓▒▒░░░░░░░░░░░░░░░░░░░░░░░░░░░░░░░░░░░░░░░░░░░░░░░░▒▒▒▒▒▒
░░░░░░░░░░░░░░░░░░░░░░░░░░░░░░░░░░░░░░░░░░░░░░░░░░░░░░░░░░░░░░░░░░░░░░░░░░░░░░░░░░░░░░▒▒▒▒░░▒▒▒▒▒▒▓▓▓▓▓▓▓▓▓▓▒▒▒▒▒▒▒▒░░░░░░░░░░░░░░░░░░░░░░░░░░░░░░░░░░░░░░░░░░░░░░░░░░░░░░░░░░░░░░░░░░░░░░░░░░░░░░░░░░░░░░░░░░░░░░░░░░░░░░░░░░░░░░░░░░░░░░░░
▒▒░░░░░░░░░░░░░░░░░░░░░░░░░░░░░░░░░░░░░░░░░░░░░░░░░░░░░░░░░░░░░░░░░░░░░░░░░░░░░░░░░░░░░░░░░░░░░░░░░░░░░░░░░░░░░░░░░░░░░░░░░░░░░░░░░░░░░░░░░░░░░░░░░░░░░░░░░░░░░░░░░░░░░░░░░░░░░░░░░░░░░░░░░░░░░░░░░░░░░░░░░░░░░░░░░░░░░░░░░░░░░░░░░░░░▒▒░░░░
░░░░░░░░░░░░░░░░░░░░░░░░░░░░░░░░░░░░░░░░░░░░░░░░░░░░░░░░░░░░░░░░░░░░░░░░░░░░░░░░░░░░░░░░░░░░░░░░░░░░░░░░░░░░░░░░░░░░░░░░░░░░░░░░░░░░░░░░░░░░░░░░░░░░░░░░░░░░░░░░░░░░░░░░░░░░░░░░░░░░░░░░░░░░░░░░░░░░░░░░░░░░░░░░░░░░░░░░░░░░░░▒▒░░▒▒▒▒▒▒▒▒▒▒
░░░░░░░░░░░░░░░░░░▒▒░░▒▒▒▒░░░░░░░░░░░░░░░░░░░░░░░░░░░░░░░░░░░░░░░░░░░░░░░░░░░░░░░░░░░░░░░░░░░░░░░░░░░░░░░░░░░░░░░░░░░░░░░░░░░░░░░░░░░░░░░░░░░░░░░░░░░░░░░░░░░░░░░░░░░░░░░░░░░░░░░░░░░░░░░░░░░░░░░░░░░░░░░░░░░░░░▒▒▒▒▒▒▒▒▒▒░░▒▒▒▒▒▒▒▒▒▒▒▒▒▒▒▒
▒▒▒▒▒▒▒▒▒▒▒▒▒▒▒▒░░░░▒▒▒▒░░░░░░░░░░░░░░░░░░░░▒▒░░░░░░░░░░░░░░░░░░░░░░░░░░░░░░░░░░░░░░░░░░░░░░░░░░░░░░░░░░░░░░░░░░░░░░░░░░░░░░░░░░░░░░░░░░░░░░░░░░░░░░░░░░░░░░░░░░░░░░░░░░░░░░░░░░░░░░░░░░░░░░░░░░░░░░░░░░░░░░░░░░░░▒▒▒▒▒▒▒▒▒▒▒▒▒▒▒▒▒▒▒▒▒▒▒▒▒▒
▒▒▒▒▒▒▒▒▒▒▒▒▒▒▒▒▒▒▒▒▒▒▒▒▒▒░░▒▒▒▒▒▒▒▒░░░░▒▒▒▒▒▒▒▒▒▒░░░░░░░░▒▒░░░░░░░░░░░░░░░░░░░░░░░░░░░░░░░░░░░░░░░░░░░░░░░░░░░░░░░░░░░░░░░░░░░░░░░░░░░░░░░░░░░░░░░░░░░░░░░░░░░░░░░░░░░░░░░░░░░░░░░░░░░░░░▒▒▒▒▒▒▒▒░░▒▒▒▒▒▒▒▒░░▒▒▒▒▒▒▒▒▒▒░░▒▒▒▒▒▒▒▒▒▒▒▒▒▒▒▒▒▒
▒▒▒▒▒▒▒▒▒▒▒▒▒▒▒▒▒▒▒▒▒▒▒▒▒▒▒▒▒▒▒▒▒▒▒▒▒▒▒▒▒▒▒▒▒▒▒▒▒▒▒▒▒▒▒▒░░▒▒░░▒▒░░░░░░░░░░░░▒▒░░▒▒░░▒▒▒▒░░░░░░░░░░░░░░░░░░░░▒▒░░░░░░░░░░░░▒▒░░░░▒▒░░░░░░▒▒▒▒░░░░▒▒▒▒▒▒▒▒▒▒▒▒▒▒░░▒▒░░░░▒▒░░▒▒▒▒▒▒▒▒▒▒▒▒▒▒▒▒▒▒▒▒░░▒▒▒▒▒▒▒▒▒▒▒▒▒▒░░▒▒▒▒▒▒▒▒▒▒▒▒▒▒▒▒▒▒▒▒▒▒▒▒▒▒▒▒
▒▒▒▒▒▒▒▒▒▒▒▒▒▒▒▒▒▒▒▒▒▒▒▒▒▒▒▒▒▒▒▒▒▒▒▒▒▒▒▒▒▒▒▒▒▒▒▒▒▒▒▒▒▒▒▒▒▒▒▒▒▒▒▒▒▒▒▒▒▒▒▒▒▒▒▒▒▒▒▒▒▒░░░░▒▒▒▒▒▒▒▒▒▒▒▒░░▒▒░░░░▒▒▒▒▒▒░░░░▒▒▒▒▒▒▒▒▒▒▒▒░░▒▒░░▒▒▒▒░░▒▒▒▒▒▒▒▒▒▒▒▒▒▒▒▒▒▒▒▒░░▒▒▒▒▒▒▒▒▒▒▒▒▒▒▒▒▒▒▒▒▒▒▒▒▒▒▒▒▒▒▒▒▒▒▒▒▒▒▒▒▒▒▒▒▒▒▒▒▒▒▒▒▒▒▒▒▒▒▒▒▒▒▒▒▒▒▒▒▒▒▒▒▒▒
▒▒▒▒▒▒▒▒▒▒▒▒▒▒▒▒▒▒▒▒▒▒▒▒▒▒▒▒▒▒▒▒▒▒▒▒▒▒▒▒▒▒▒▒▒▒